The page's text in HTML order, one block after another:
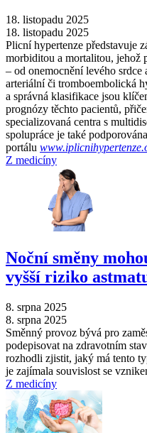
18. listopadu 2025
18. listopadu 2025
Plicní hypertenze představuje
morbiditou a mortalitou, jehož
–⁠ od onemocnění levého
arteriální či tromboembolická
a správná klasifikace jsou
prognózy těchto pacientů,
specializovaná centra s
spolupráce je také
portálu
Z medicíny
Noční směny
vyšší riziko
8. srpna 2025
8. srpna 2025
Směnný provoz bývá pro
podepisovat na zdravotním
rozhodli zjistit, jaký má tento
je zajímala souvislost se
Z medicíny